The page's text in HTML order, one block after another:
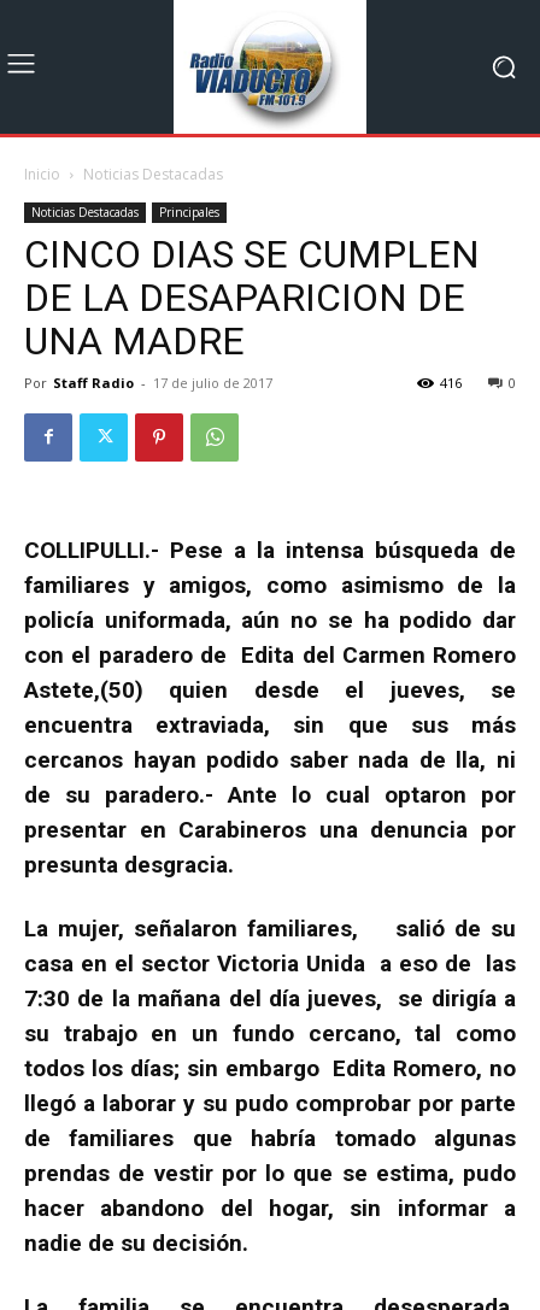
Inicio Noticias Destacadas
Noticias Destacadas Principales
CINCO DIAS SE CUMPLEN
DE LA DESAPARICION DE
UNA MADRE
Por Staff Radio - 17 de julio de 2017 0
416
COLLIPULLI.- Pese a la intensa búsqueda de
familiares y amigos, como asimismo de la
policía uniformada, aún no se ha podido dar
con el paradero de Edita del Carmen Romero
Astete,(50) quien desde el jueves, se
encuentra extraviada, sin que sus más
cercanos hayan podido saber nada de lla, ni
de su paradero.- Ante lo cual optaron por
presentar en Carabineros una denuncia por
presunta desgracia.
La mujer, señalaron familiares, salió de su
casa en el sector Victoria Unida a eso de las
7:30 de la mañana del día jueves, se dirigía a
su trabajo en un fundo cercano, tal como
todos los días; sin embargo Edita Romero, no
llegó a laborar y su pudo comprobar por parte
de familiares que habría tomado algunas
prendas de vestir por lo que se estima, pudo
hacer abandono del hogar, sin informar a
nadie de su decisión.